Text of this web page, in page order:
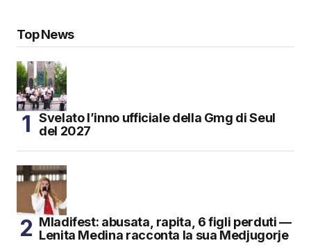
Top News
Svelato l’inno ufficiale della Gmg di Seul
del 2027
Mladifest: abusata, rapita, 6 figli perduti —
Lenita Medina racconta la sua Medjugorje